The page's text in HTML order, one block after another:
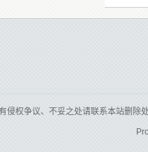
权争议、不妥之处请联系本站删除处